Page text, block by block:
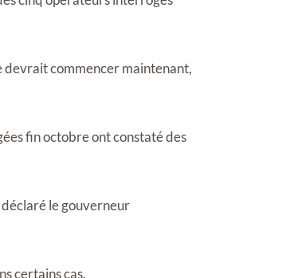
devrait commencer maintenant,
fin octobre ont constaté des
le gouverneur
certains cas.